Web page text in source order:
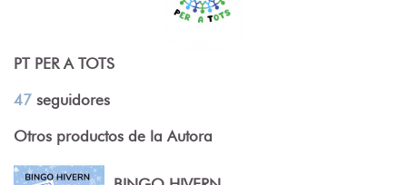
PT PER A TOTS
47 seguidores
Otros productos de la Autora